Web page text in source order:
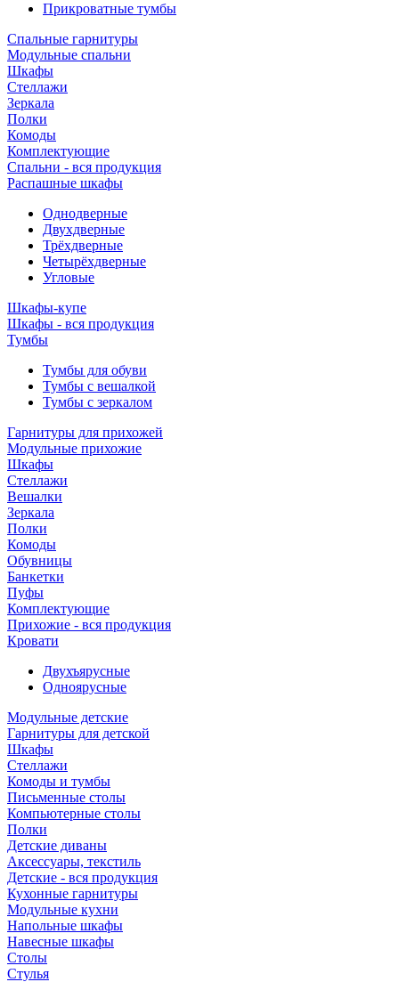
Прикроватные тумбы
Спальные гарнитуры
Модульные спальни
Шкафы
Стеллажи
Зеркала
Полки
Комоды
Комплектующие
Спальни - вся продукция
Распашные шкафы
Однодверные
Двухдверные
Трёхдверные
Четырёхдверные
Угловые
Шкафы-купе
Шкафы - вся продукция
Тумбы
Тумбы для обуви
Тумбы с вешалкой
Тумбы с зеркалом
Гарнитуры для прихожей
Модульные прихожие
Шкафы
Стеллажи
Вешалки
Зеркала
Полки
Комоды
Обувницы
Банкетки
Пуфы
Комплектующие
Прихожие - вся продукция
Кровати
Двухъярусные
Одноярусные
Модульные детские
Гарнитуры для детской
Шкафы
Стеллажи
Комоды и тумбы
Письменные столы
Компьютерные столы
Полки
Детские диваны
Аксессуары, текстиль
Детские - вся продукция
Кухонные гарнитуры
Модульные кухни
Напольные шкафы
Навесные шкафы
Столы
Стулья